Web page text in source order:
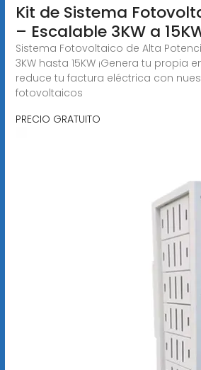
Kit de Sistema
– Escalable 3KW a
Sistema Fotovoltaico de Alta
3KW hasta 15KW ¡Genera tu propia
reduce tu factura eléctrica con
fotovoltaicos
PRECIO GRATUITO